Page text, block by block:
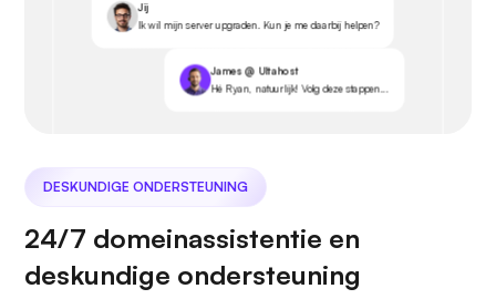
Jij
Ik wil mijn server upgraden. Kun je me daarbij helpen?
James @ Ultahost
Hé Ryan, natuurlijk! Volg deze stappen...
DESKUNDIGE ONDERSTEUNING
24/7 domeinassistentie en
deskundige ondersteuning